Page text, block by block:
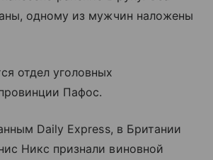
одному из мужчин наложены
отдел уголовных
Пафос.
Daily Express, в Британии
Никс признали виновной